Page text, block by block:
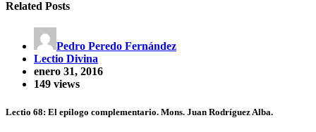
Related Posts
Pedro Peredo Fernández
Lectio Divina
enero 31, 2016
149 views
Lectio 68: El epilogo complementario. Mons. Juan Rodríguez Alba.